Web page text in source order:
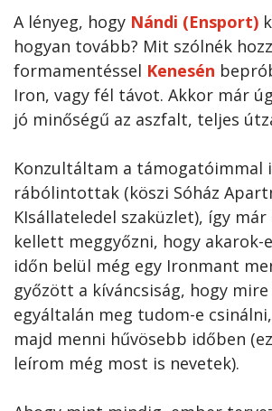
A lényeg, hogy Nándi (Ensport)
hogyan tovább? Mit szólnék
formamentéssel Kenesén
Iron, vagy fél távot. Akkor már
jó minőségű az aszfalt, teljes
Konzultáltam a támogatóimmal
rábólintottak (köszi Sóház
KIsállateledel szaküzlet), így
kellett meggyőzni, hogy akarok-
időn belül még egy Ironmant
győzött a kíváncsiság, hogy
egyáltalán meg tudom-e
majd menni hűvösebb időben
leírom még most is nevetek).